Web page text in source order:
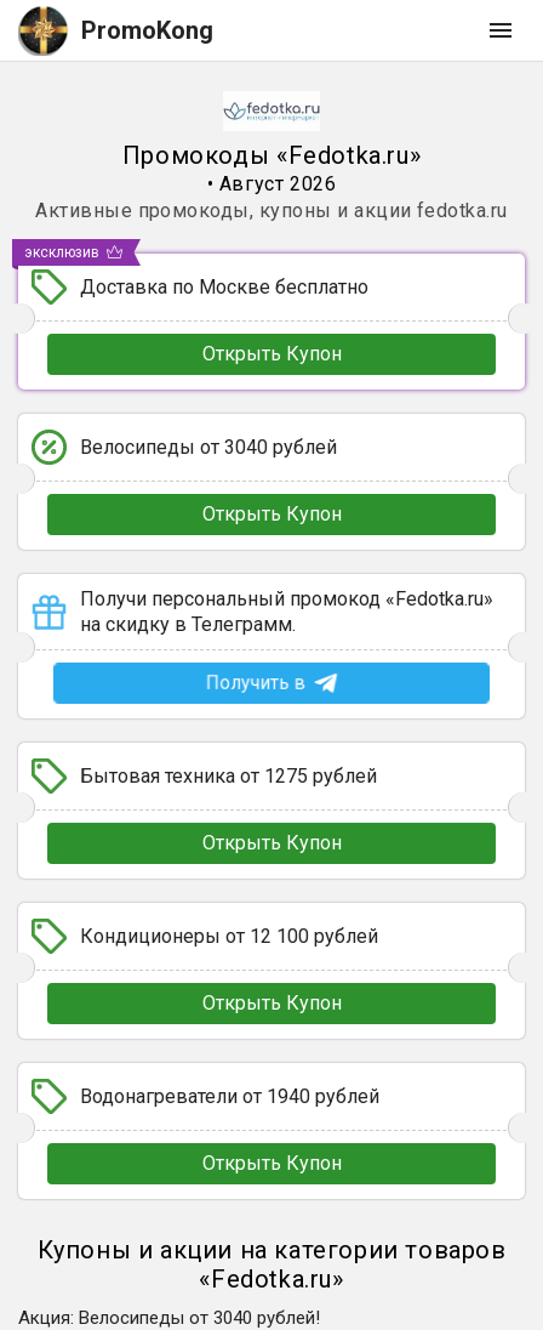
PromoKong
Промокоды «Fedotka.ru»
• Август 2026
Активные промокоды, купоны и акции fedotka.ru
Доставка по Москве бесплатно
Открыть Купон
эксклюзив
Велосипеды от 3040 рублей
Открыть Купон
Получи персональный промокод «Fedotka.ru»
на скидку в Телеграмм.
Получить в
Бытовая техника от 1275 рублей
Открыть Купон
Кондиционеры от 12 100 рублей
Открыть Купон
Водонагреватели от 1940 рублей
Открыть Купон
Купоны и акции на категории товаров
«Fedotka.ru»
Акция: Велосипеды от 3040 рублей!